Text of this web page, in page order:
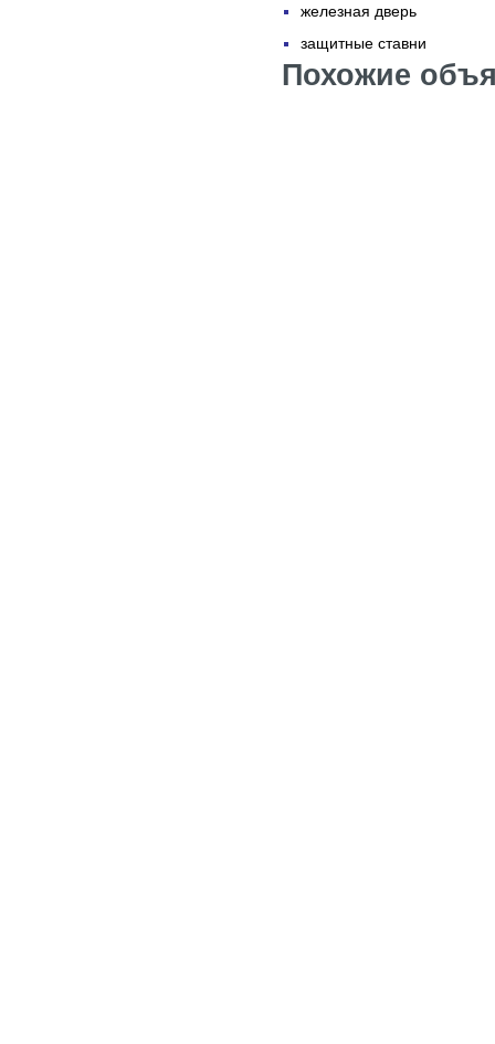
железная дверь
защитные ставни
Похожие